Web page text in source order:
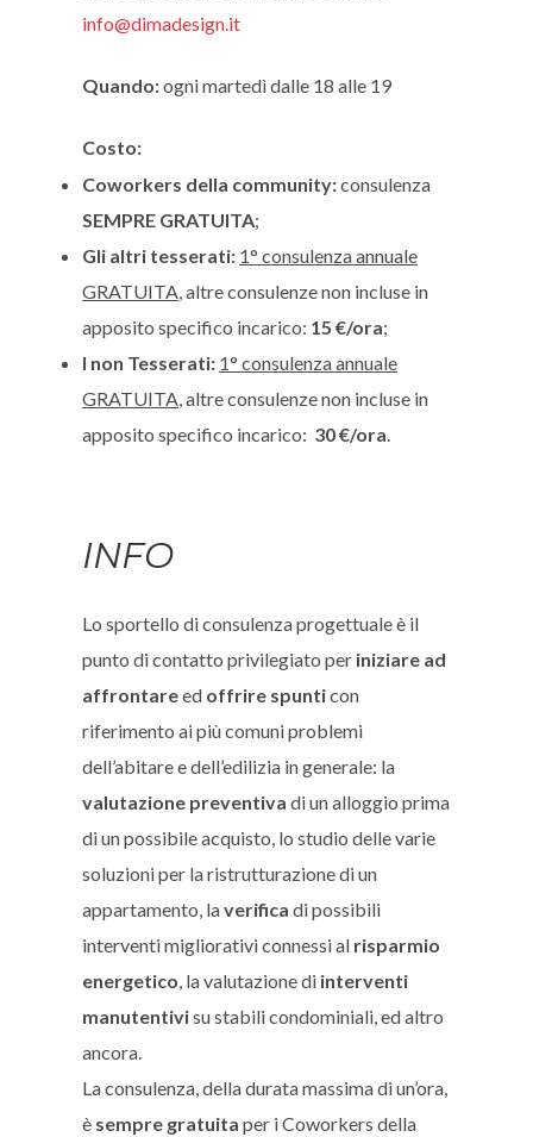
info@dimadesign.it
Quando:ogni martedì dalle 18 alle 19
Costo:
Coworkers della community:consulenza
SEMPRE GRATUITA;
Gli altri tesserati: 1° consulenza annuale
GRATUITA, altre consulenze non incluse in
apposito specifico incarico: 15 €/ora;
I non Tesserati: 1° consulenza annuale
GRATUITA, altre consulenze non incluse in
apposito specifico incarico: 30 €/ora.
INFO
Lo sportello di consulenza progettuale è il
punto di contatto privilegiato per iniziare ad
affrontareed offrire spunticon
riferimento ai più comuni problemi
dell’abitare e dell’edilizia in generale: la
valutazione preventiva di un alloggio prima
di un possibile acquisto, lo studio delle varie
soluzioni per la ristrutturazione di un
appartamento, laverifica di possibili
interventi migliorativi connessi al risparmio
energetico, la valutazione di interventi
manutentivisu stabili condominiali, ed altro
ancora.
La consulenza, della durata massima di un’ora,
è sempre gratuita per i Coworkers della